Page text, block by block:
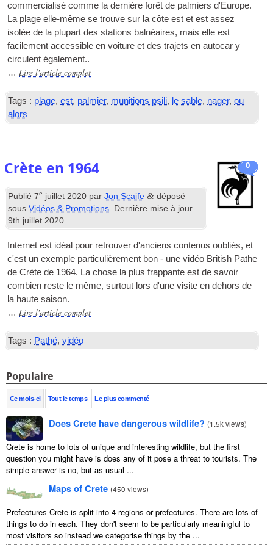
commercialisé comme la dernière forêt de palmiers d'Europe.
La plage elle-même se trouve sur la côte est et est assez
isolée de la plupart des stations balnéaires, mais elle est
facilement accessible en voiture et des trajets en autocar y
circulent également..
…Lire l'article complet
Tags : plage,est, palmier, munitions psili, le sable, nager,ou
alors
0
Crète en 1964
Publié7e juillet 2020 parJon Scaife & déposé
sousVidéos & Promotions . Dernière mise à jour
9th juillet 2020
Internet est idéal pour retrouver d'anciens contenus oubliés, et
c'est un exemple particulièrement bon - une vidéo British Pathe
de Crète de 1964. La chose la plus frappante est de savoir
combien reste le même, surtout lors d'une visite en dehors de
la haute saison.
…Lire l'article complet
Tags : Pathé,vidéo
Populaire
Ce mois-ci Tout le temps Le plus commenté
Does Crete have dangerous wildlife? (1.5k views)
Crete is home to lots of unique and interesting wildlife, but the first
question you might have is does any of it pose a threat to tourists. The
simple answer is no, but as usual ...
Maps of Crete (450 views)
Prefectures Crete is split into 4 regions or prefectures. There are lots of
things to do in each. They don't seem to be particularly meaningful to
most visitors so instead we categorise things by the ...